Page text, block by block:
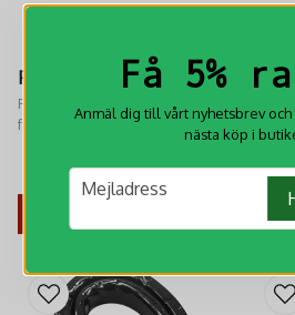
Peltor Mikrofongejder
Peltor mikrofongejder med
friktionshylsa som används för att
montera bommikrofon MT53N-11
119 kr
Alert,
Få 5%
Anmäl dig till vårt nyhetsbrev
nästa köp i
email
Mejladress